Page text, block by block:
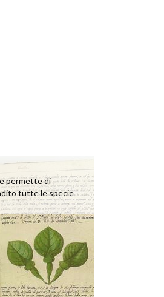
permette di
tutte le specie